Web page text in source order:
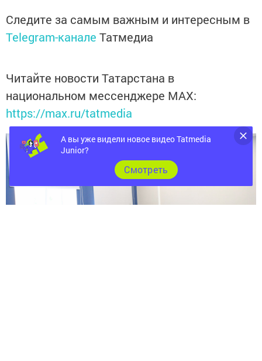
Следите за самым важным и интересным в
Telegram-канале Татмедиа
Читайте новости Татарстана в
национальном мессенджере MАХ:
https://max.ru/tatmedia
А вы уже видели новое видео Tatmedia
Junior?
Cмотреть